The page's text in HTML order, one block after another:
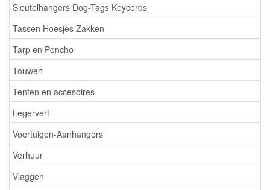
Sleutelhangers Dog-Tags Keycords
Tassen Hoesjes Zakken
Tarp en Poncho
Touwen
Tenten en accesoires
Legerverf
Voertuigen-Aanhangers
Verhuur
Vlaggen